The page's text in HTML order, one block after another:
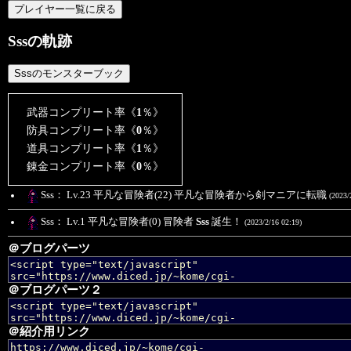
Sssの軌跡
武器コンプリート率《1 ％》
防具コンプリート率《0％》
道具コンプリート率《1 ％》
錬金コンプリート率《0％》
Sss： Lv.23 平凡な冒険者(22) 平凡な冒険者から剣マニアに転職 (2023/
Sss： Lv.1 平凡な冒険者(0) 冒険者 Sss誕生！ (2023/2/16 02:19)
＠ブログパーツ
＠ブログパーツ２
＠紹介用リンク